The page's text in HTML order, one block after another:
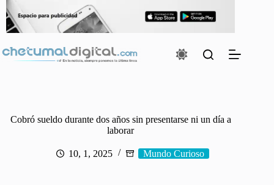
contenido
Cobró sueldo durante dos años sin presentarse ni un día a
laborar
10, 1, 2025 Mundo Curioso